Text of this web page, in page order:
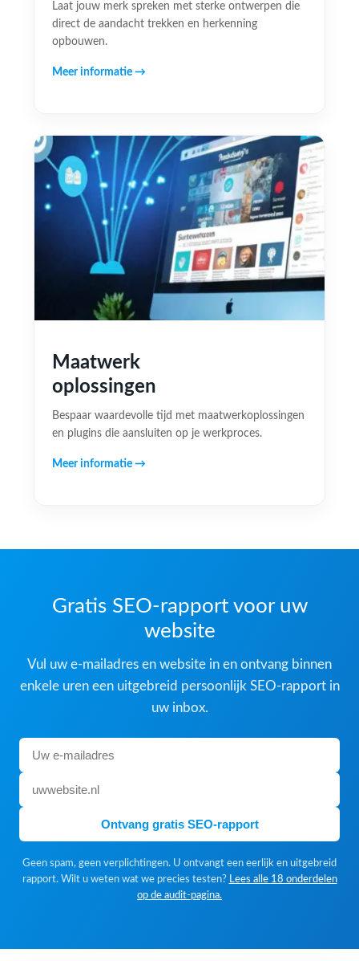
Laat jouw merk spreken met sterke ontwerpen die
direct de aandacht trekken en herkenning
opbouwen.
Meer informatie →
Maatwerk
oplossingen
Bespaar waardevolle tijd met maatwerkoplossingen
en plugins die aansluiten op je werkproces.
Meer informatie →
Gratis SEO-rapport voor uw
website
Vul uw e-mailadres en website in en ontvang binnen
enkele uren een uitgebreid persoonlijk SEO-rapport in
uw inbox.
Ontvang gratis SEO-rapport
Geen spam, geen verplichtingen. U ontvangt een eerlijk en uitgebreid
rapport. Wilt u weten wat we precies testen? Lees alle 18 onderdelen
op de audit-pagina.